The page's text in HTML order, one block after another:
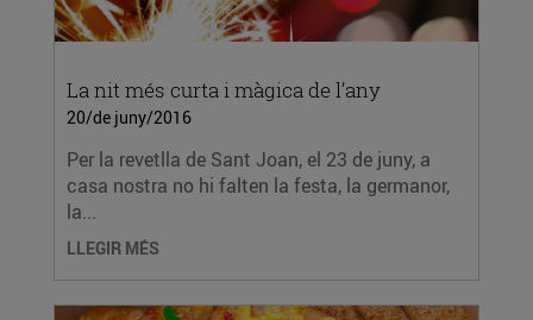
La nit més curta i màgica de l’any
20/de juny/2016
Per la revetlla de Sant Joan, el 23 de juny, a
casa nostra no hi falten la festa, la germanor,
la...
LLEGIR MÉS